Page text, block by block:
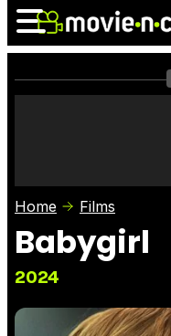
Photos
Home Films
Babygirl
2024